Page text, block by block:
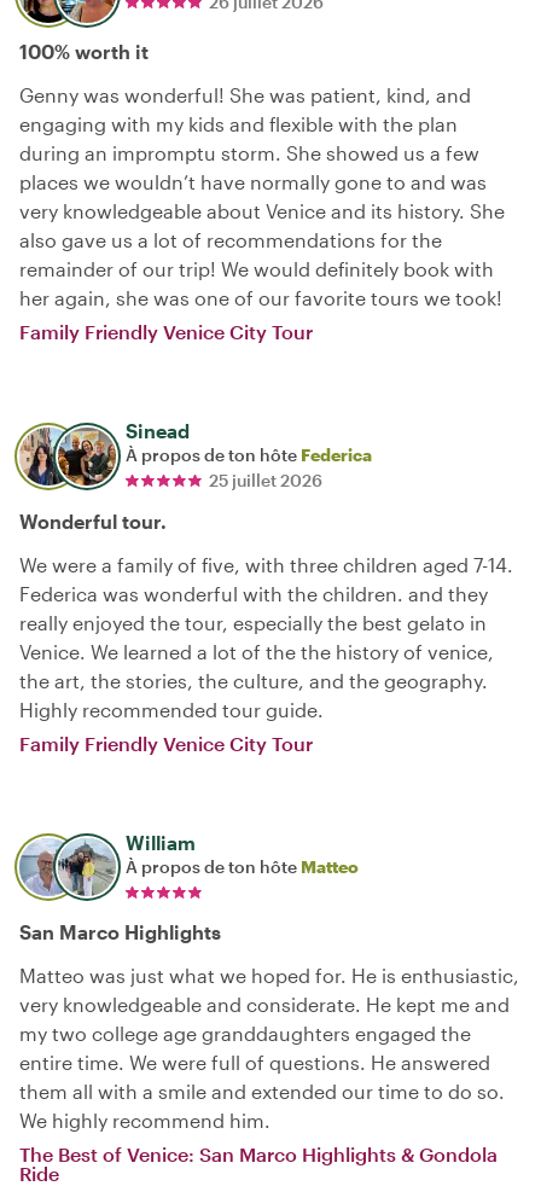
100% worth it
Genny was wonderful! She was patient, kind, and
engaging with my kids and flexible with the plan
during an impromptu storm. She showed us a few
places we wouldn’t have normally gone to and was
very knowledgeable about Venice and its history. She
also gave us a lot of recommendations for the
remainder of our trip! We would definitely book with
her again, she was one of our favorite tours we took!
Family Friendly Venice City Tour
Sinead
À propos de ton hôte Federica
25 juillet 2026
Wonderful tour.
We were a family of five, with three children aged 7-14.
Federica was wonderful with the children. and they
really enjoyed the tour, especially the best gelato in
Venice. We learned a lot of the the history of venice,
the art, the stories, the culture, and the geography.
Highly recommended tour guide.
Family Friendly Venice City Tour
William
À propos de ton hôte Matteo
San Marco Highlights
Matteo was just what we hoped for. He is enthusiastic,
very knowledgeable and considerate. He kept me and
my two college age granddaughters engaged the
entire time. We were full of questions. He answered
them all with a smile and extended our time to do so.
We highly recommend him.
The Best of Venice: San Marco Highlights & Gondola
Ride